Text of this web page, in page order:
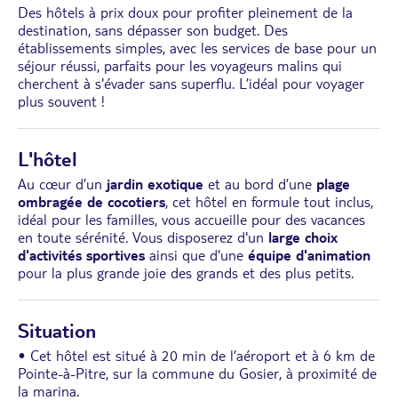
Des hôtels à prix doux pour profiter pleinement de la
destination, sans dépasser son budget. Des
établissements simples, avec les services de base pour un
séjour réussi, parfaits pour les voyageurs malins qui
cherchent à s'évader sans superflu. L’idéal pour voyager
plus souvent !
L'hôtel
Au cœur d’un jardin exotique et au bord d’une plage
ombragée de cocotiers, cet hôtel en formule tout inclus,
idéal pour les familles, vous accueille pour des vacances
en toute sérénité. Vous disposerez d'un large choix
d'activités sportives ainsi que d'une équipe d'animation
pour la plus grande joie des grands et des plus petits.
Situation
• Cet hôtel est situé à 20 min de l’aéroport et à 6 km de
Pointe-à-Pitre, sur la commune du Gosier, à proximité de
la marina.